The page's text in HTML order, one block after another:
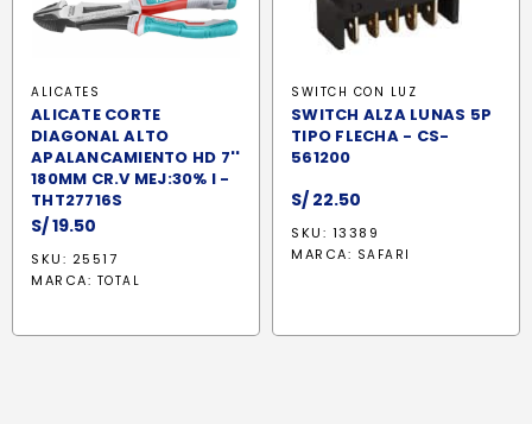
ALICATES
ALICATE CORTE
DIAGONAL ALTO
APALANCAMIENTO HD 7''
180MM CR.V MEJ:30% I -
THT27716S
S/19.50
SKU: 25517
MARCA: TOTAL
SWITCH CON LUZ
SWITCH ALZA LUNAS 5P
TIPO FLECHA - CS-
561200
S/ 22.50
SKU: 13389
MARCA: SAFARI